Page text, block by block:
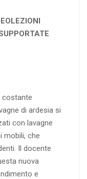
costante
di ardesia si
con lavagne
mobili, che
Il docente
nuova
e